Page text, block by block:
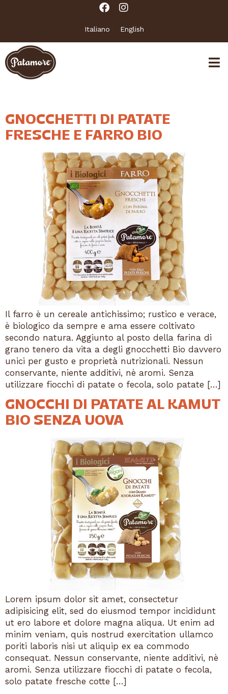
Italiano English
GNOCCHETTI DI PATATE
FRESCHE E FARRO BIO
Il farro è un cereale antichissimo; rustico e verace,
è biologico da sempre e ama essere coltivato
secondo natura. Aggiunto al posto della farina di
grano tenero da vita a degli gnocchetti Bio davvero
unici per gusto e proprietà nutrizionali. Nessun
conservante, niente additivi, nè aromi. Senza
utilizzare fiocchi di patate o fecola, solo patate […]
GNOCCHI DI PATATE AL KAMUT
BIO SENZA UOVA
Lorem ipsum dolor sit amet, consectetur
adipisicing elit, sed do eiusmod tempor incididunt
ut ero labore et dolore magna aliqua. Ut enim ad
minim veniam, quis nostrud exercitation ullamco
poriti laboris nisi ut aliquip ex ea commodo
consequat. Nessun conservante, niente additivi, nè
aromi. Senza utilizzare fiocchi di patate o fecola,
solo patate fresche cotte […]